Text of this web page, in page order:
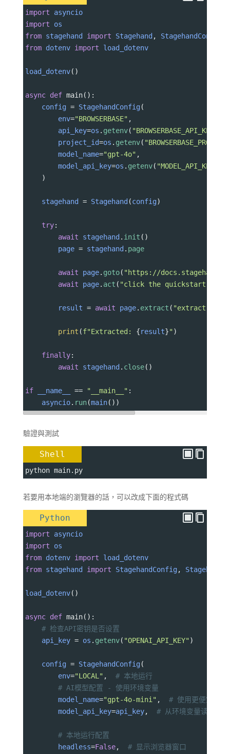
import
asyncio
import
os
from stagehand import Stagehand , StagehandConfig
from dotenv import load_dotenv
load_dotenv()
async def main():
config = StagehandConfig(
env="BROWSERBASE" ,
api_key=os . getenv( "BROWSERBASE_API_KEY"
project_id=os . getenv(
model_name="gpt-4o" ,
model_api_key=os . getenv( "MODEL_API_KEY"
    )
stagehand = Stagehand (config)
try:
await
stagehand . init ()
page = stagehand . page
await page. goto( "https://
await
page. act ( "click the quickstart link"
result = await page. extract ( "extract the
print (f"Extracted: {result}" )
finally:
await
stagehand . close()
if __name__ == "__main__" :
asyncio. run(main())
驗證與測試
Shell
python main.py
若要用本地端的瀏覽器的話，可以改成下面的程式碼
Python
import
asyncio
import
os
from dotenv import
load_dotenv
from stagehand import StagehandConfig, Stagehand
load_dotenv()
async def main():
# 检查API密钥是否设置
api_key = os . getenv( "OPENAI_API_KEY" )
config = StagehandConfig(
env="LOCAL" , # 本地运行
# AI模型配置 - 使用环境变量
model_name="gpt-4o-mini" , # 使用更便宜的模
model_api_key=api_key, # 从环境变量读取
# 本地运行配置
headless=False, # 显示浏览器窗口